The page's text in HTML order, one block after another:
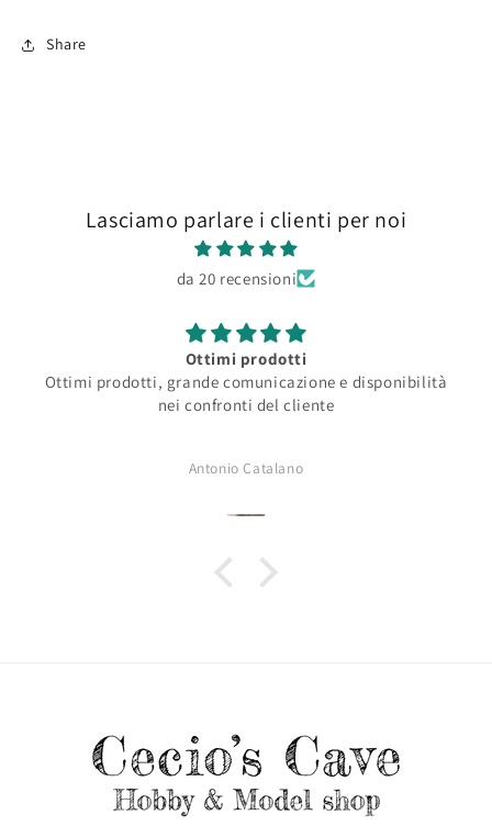
Share
Lasciamo parlare i clienti per noi
da 20 recensioni
Ottimi prodotti
Ottimi prodotti, grande comunicazione e disponibilità
nei confronti del cliente
Antonio Catalano